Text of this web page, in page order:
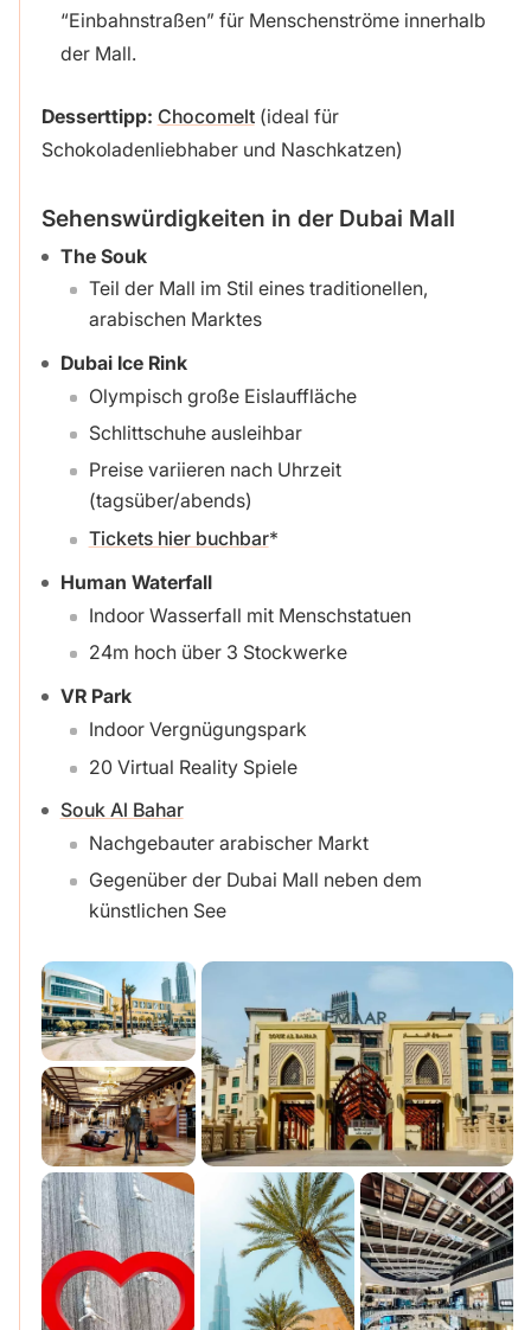
“Einbahnstraßen” für Menschenströme innerhalb
der Mall.
Desserttipp: Chocomelt(ideal für
Schokoladenliebhaber und Naschkatzen)
Sehenswürdigkeiten in der Dubai Mall
The Souk
Teil der Mall im Stil eines traditionellen,
arabischen Marktes
Dubai Ice Rink
Olympisch große Eislauffläche
Schlittschuhe ausleihbar
Preise variieren nach Uhrzeit
(tagsüber/abends)
Tickets hier buchbar
Human Waterfall
Indoor Wasserfall mit Menschstatuen
24m hoch über 3 Stockwerke
VR Park
Indoor Vergnügungspark
20 Virtual Reality Spiele
Souk Al Bahar
Nachgebauter arabischer Markt
Gegenüber der Dubai Mall neben dem
künstlichen See